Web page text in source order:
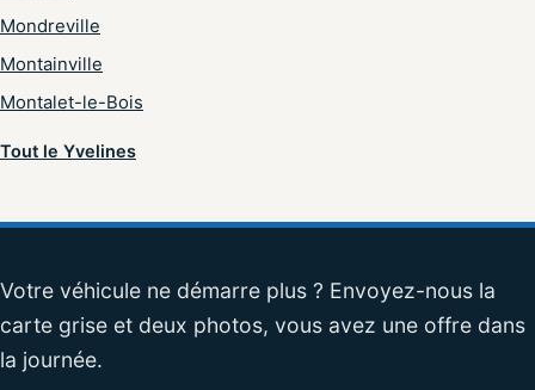
Mondreville
Montainville
Montalet-le-Bois
Tout le Yvelines
Votre véhicule ne démarre plus ? Envoyez-nous la
carte grise et deux photos, vous avez une offre dans
la journée.